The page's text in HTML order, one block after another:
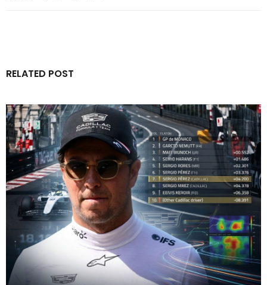
RELATED POST